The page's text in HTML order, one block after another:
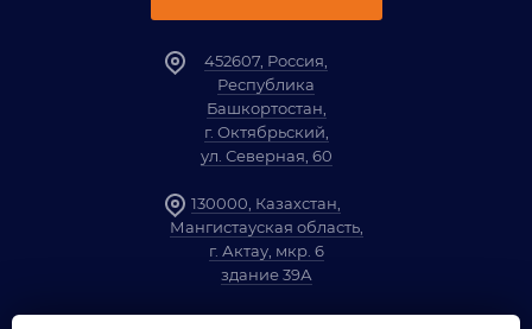
452607, Россия,
Республика
Башкортостан,
г. Октябрьский,
ул. Северная, 60
130000, Казахстан,
Мангистауская область,
г. Актау, мкр. 6
здание 39А